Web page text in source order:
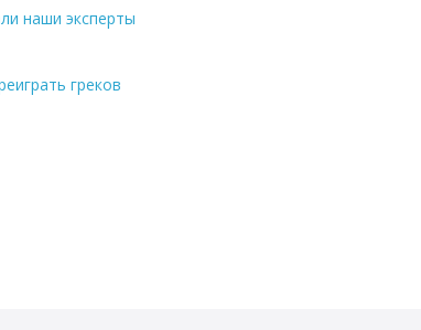
наши эксперты
греков